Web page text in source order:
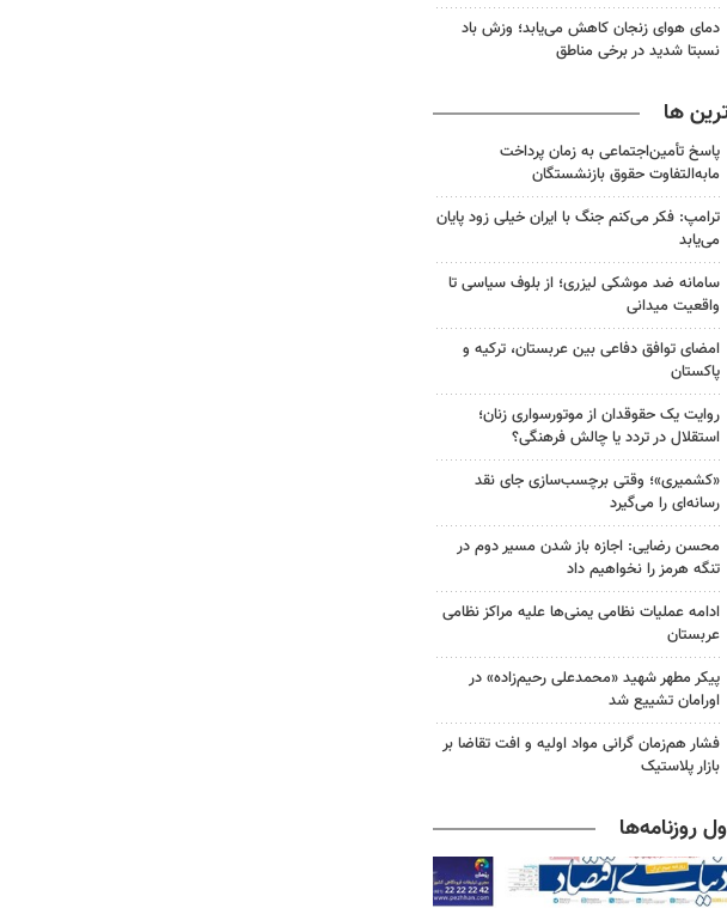
دمای هوای زنجان کاهش می‌یابد؛ وزش باد
نسبتا شدید در برخی مناطق
ها
پاسخ تأمین‌اجتماعی به زمان پرداخت
مابه‌التفاوت حقوق بازنشستگان
ترامپ: فکر می‌کنم جنگ با ایران خیلی زود پایان
می‌یابد
سامانه ضد موشکی لیزری؛ از بلوف سیاسی تا
واقعیت میدانی
امضای توافق دفاعی بین عربستان، ترکیه و
پاکستان
روایت یک حقوقدان از موتورسواری زنان؛
استقلال در تردد یا چالش فرهنگی؟
«کشمیری»؛ وقتی برچسب‌سازی جای نقد
رسانه‌ای را می‌گیرد
محسن رضایی: اجازه باز شدن مسیر دوم در
تنگه هرمز را نخواهیم داد
ادامه عملیات نظامی یمنی‌ها علیه مراکز نظامی
عربستان
پیکر مطهر شهید «محمدعلی رحیم‌زاده» در
اورامان تشییع شد
فشار هم‌زمان گرانی مواد اولیه و افت تقاضا بر
بازار پلاستیک
روزنامه‌ها